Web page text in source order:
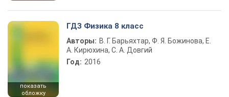
показать
обложку
ГДЗ Физика 8 класс
Авторы: В. Г. Барьяхтар, Ф. Я. Божинова, Е.
А. Кирюхина, С. А. Довгий
Год: 2016